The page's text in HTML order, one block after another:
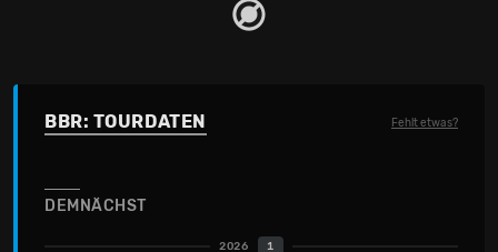
BBR: TOURDATEN Fehlt etwas?
DEMNÄCHST
2026 1